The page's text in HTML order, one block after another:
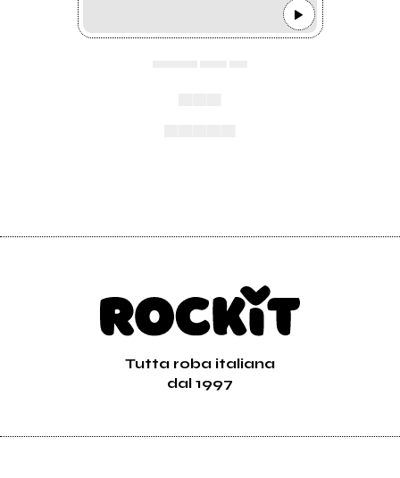
Tutta roba italiana
dal 1997